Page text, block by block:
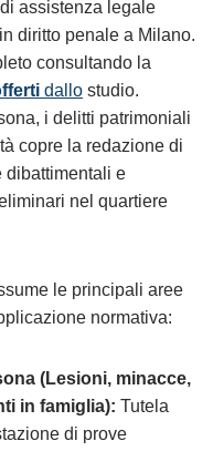
assistenza legale
diritto penale a Milano.
consultando la
dallo studio.
i delitti patrimoniali
copre la redazione di
dibattimentali e
nel quartiere
le principali aree
normativa:
(Lesioni, minacce,
in famiglia): Tutela
di prove